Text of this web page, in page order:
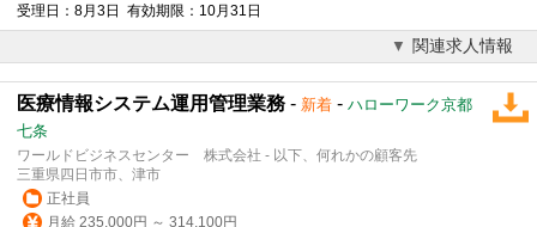
受理日：8月3日 有効期限：10月31日
関連求人情報
医療情報システム運用管理業務 - 新着 - ハローワーク京都
七条
ワールドビジネスセンター 株式会社 - 以下、何れかの顧客先
三重県四日市市、津市
正社員
月給 235,000円 ～ 314,100円